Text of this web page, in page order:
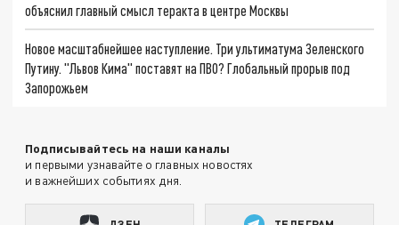
объяснил главный смысл теракта в центре Москвы
Новое масштабнейшее наступление. Три ультиматума Зеленского
Путину. "Львов Кима" поставят на ПВО? Глобальный прорыв под
Запорожьем
Подписывайтесь на наши каналы
и первыми узнавайте о главных новостях
и важнейших событиях дня.